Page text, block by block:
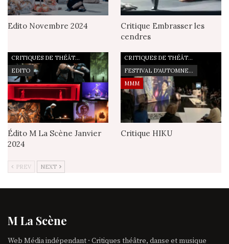
Edito Novembre 2024
Critique Embrasser les
cendres
CRITIQUES DE THÉÂTRE
EDITO
Édito M La Scène Janvier
2024
CRITIQUES DE THÉÂTRE
FESTIVAL D'AUTOMNE À PARIS
MMM
Critique HIKU
PREV NEXT
M La Scène
Web Média indépendant · Critiques théâtre, danse et musique